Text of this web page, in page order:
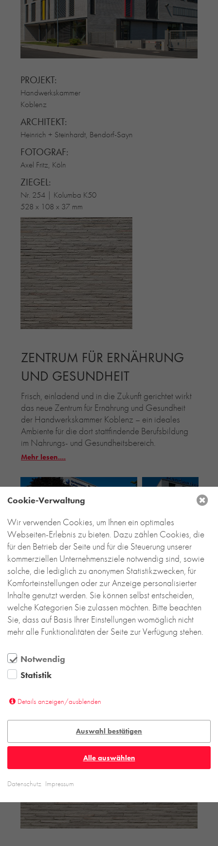
RE-USE-ZIEGEL
GLASUR-ZIEGEL
RE-USE-MÖRTEL
FASSADENPLANUNG (SCHWEIZ)
ÜBER UNS
BLOG
PROJEKT:
Handwerkskammer
Koblenz
ARCHITEKT:
Heinrich + Steinhardt, Bendorf-Sayn
FOTOGRAF:
Axel Fritz, Köln
ZIEGEL:
Nr. 254 | Kolumba K50
528 x 108 x 37 mm
ZENTRUM FÜR ERNÄHRUNG
UND GESUNDHEIT
Frisch, einladend und in die Zukunft gerichtet wirkt
das neue Zentrum für Ernährung und Gesundheit
der Handwerkskammer Koblenz – ein ideales
Ambiente für die dort stattfindende Berufsbildung
im Nahrungs- und Gesundheitsbereich.
Mehr lesen....
Cookie-Verwaltung
Wir verwenden Cookies, um Ihnen ein optimales
Webseiten-Erlebnis zu bieten. Dazu zählen Cookies, die
für den Betrieb der Seite und für die Steuerung unserer
kommerziellen Unternehmensziele notwendig sind, sowie
solche, die lediglich zu anonymen Statistikzwecken, für
Komforteinstellungen oder zur Anzeige personalisierter
Inhalte genutzt werden. Sie können selbst entscheiden,
welche Kategorien Sie zulassen möchten. Bitte beachten
Sie, dass auf Basis Ihrer Einstellungen womöglich nicht
mehr alle Funktionalitäten der Seite zur Verfügung stehen.
Notwendig
Statistik
Details anzeigen/ausblenden
Auswahl bestätigen
Alle auswählen
Datenschutz Impressum